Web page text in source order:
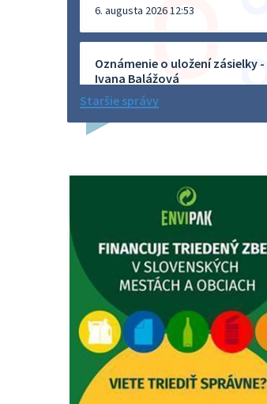
6. augusta 2026 12:53
Oznámenie o uložení zásielky -
Ivana Balážová
Na úradnej tabuli je nová výveska.
5. augusta 2026 12:38
Dovolenka - MUDr. Marián Sivoň
Ambulancia pre dospelých - MUDr.
Marián Sivoň Popudinské Močidľany
oznamuje, že od 19.8 - 28.8.2026
budeZATVORENÁ z dôvodu čerpania
dovolenky. Akútne prípady bude riešiť
MUDr.Fisch…
5. augusta 2026 12:35
Zajtrajší zvoz odpadu
Vážený občan, zajtra 5. 8. sa bude
zvážať komunálny odpad.
Staršie správy